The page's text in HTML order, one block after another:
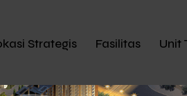
Strategis Fasilitas Unit